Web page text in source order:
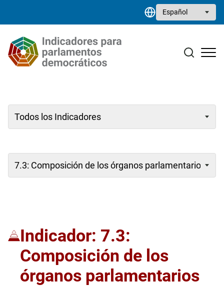
Select your language
Biblioteca de recursos
Contacto
Indicador: 7.3:
Composición de los
órganos parlamentarios